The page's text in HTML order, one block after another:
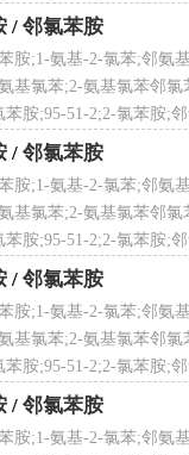
。
L（48h）（青
；200mg/L（24h）
）（栅藻，静态）。
2周后降解2.7%。
降解半衰期为12h
/ 邻氯苯胺
胺;1-氨基-2-氯苯;邻氨
基氯苯;2-氨基氯苯邻
胺;95-51-2;2-氯苯胺;
/ 邻氯苯胺
胺;1-氨基-2-氯苯;邻氨
基氯苯;2-氨基氯苯邻
胺;95-51-2;2-氯苯胺;
/ 邻氯苯胺
胺;1-氨基-2-氯苯;邻氨
基氯苯;2-氨基氯苯邻
胺;95-51-2;2-氯苯胺;
/ 邻氯苯胺
胺;1-氨基-2-氯苯;邻氨